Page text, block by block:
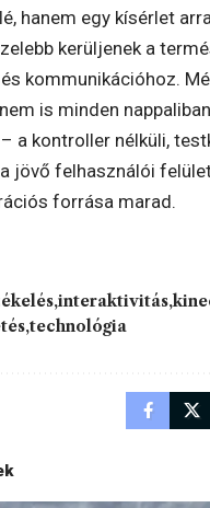
hanem egy kísérlet
kerüljenek a
kommunikációhoz.
is minden
a kontroller nélküli,
jövő felhasználói
forrása marad.
interaktivitás
technológia